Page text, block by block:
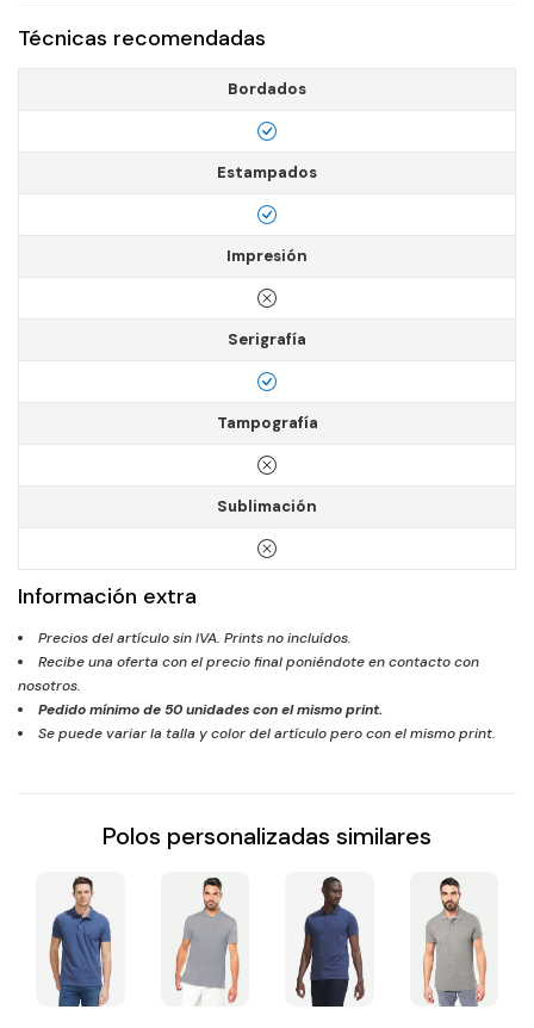
Técnicas recomendadas
Bordados
Estampados
Impresión
Serigrafía
Tampografía
Sublimación
Información extra
Precios del artículo sin IVA. Prints no incluídos.
Recibe una oferta con el precio final poniéndote en contacto con
nosotros.
Pedido mínimo de50unidades con el mismo print.
Se puede variar la talla y color del artículo pero con el mismo print.
Polos personalizadas similares